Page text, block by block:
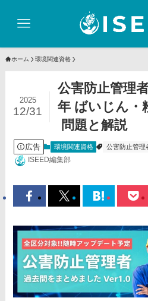
ホーム 環境関連資格
公害防止管理
年 ばいじん・
問題と解説
2025
12/31
広告 環境関連資格 公害防止管理
ISEED編集部